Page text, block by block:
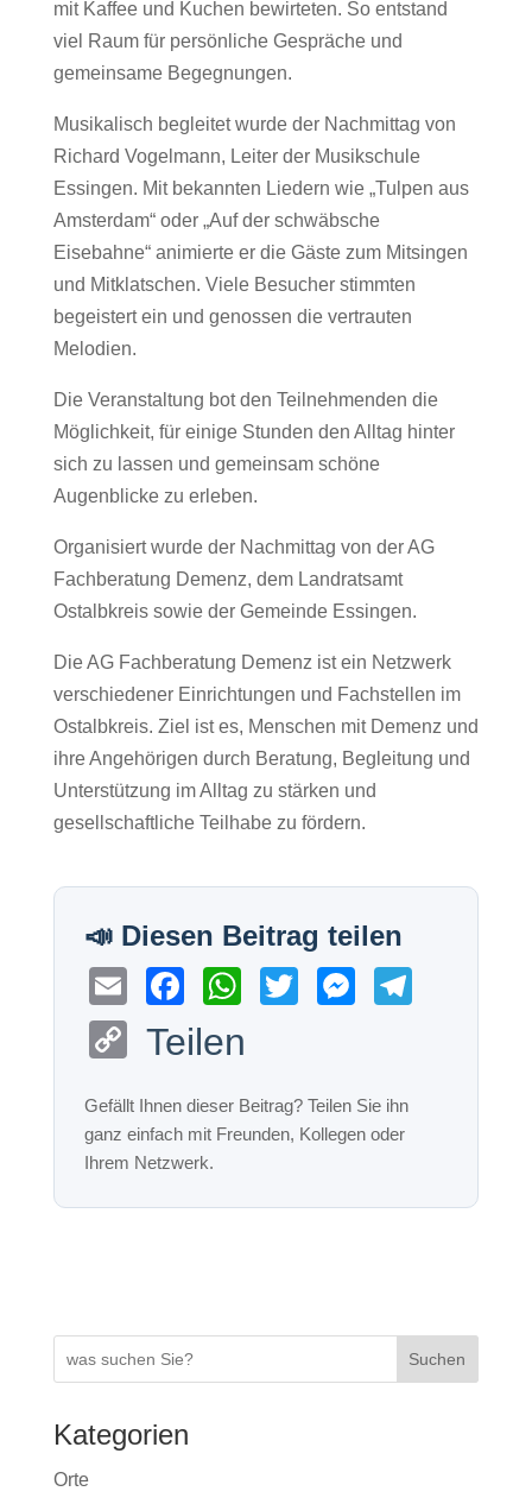
mit Kaffee und Kuchen bewirteten. So entstand
viel Raum für persönliche Gespräche und
gemeinsame Begegnungen.
Musikalisch begleitet wurde der Nachmittag von
Richard Vogelmann, Leiter der Musikschule
Essingen. Mit bekannten Liedern wie „Tulpen aus
Amsterdam“ oder „Auf der schwäbsche
Eisebahne“ animierte er die Gäste zum Mitsingen
und Mitklatschen. Viele Besucher stimmten
begeistert ein und genossen die vertrauten
Melodien.
Die Veranstaltung bot den Teilnehmenden die
Möglichkeit, für einige Stunden den Alltag hinter
sich zu lassen und gemeinsam schöne
Augenblicke zu erleben.
Organisiert wurde der Nachmittag von der AG
Fachberatung Demenz, dem Landratsamt
Ostalbkreissowie der Gemeinde Essingen.
Die AG Fachberatung Demenz ist ein Netzwerk
verschiedener Einrichtungen und Fachstellen im
Ostalbkreis. Ziel ist es, Menschen mit Demenz und
ihre Angehörigen durch Beratung, Begleitung und
Unterstützung im Alltag zu stärken und
gesellschaftliche Teilhabe zu fördern.
E
m
ail
a
c
e
b
o
o
W
h
at
s
A
p
er
M
e
n
er
C
p
y
Teilen
Suchen
Kategorien
Orte